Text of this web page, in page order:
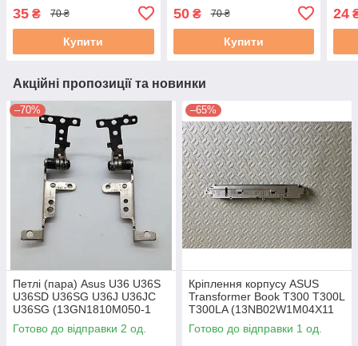
35 ₴ 70 ₴
Купити
50₴ 70 ₴
Купити
24
Акційні пропозиції та новинки
–70%
Петлі (пара) Asus U36 U36S
U36SD U36SG U36J U36JC
U36SG (13GN1810M050-1
13GN1810M060-1) б/в
Готово до відправки 2 од.
–65%
Кріплення корпусу ASUS
Transformer Book T300 T300L
T300LA (13NB02W1M04X11
13NB02W1M05X11) бу
Готово до відправки 1 од.